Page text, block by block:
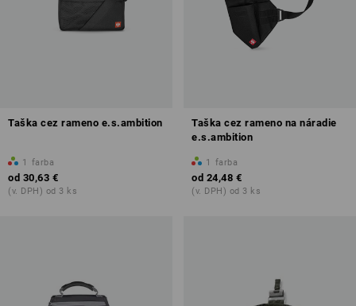
Taška cez rameno e.s.ambition
1 farba
od 30,63 €
(v. DPH) od 3 ks
Taška cez rameno na náradie
e.s.ambition
1 farba
od 24,48 €
(v. DPH) od 3 ks